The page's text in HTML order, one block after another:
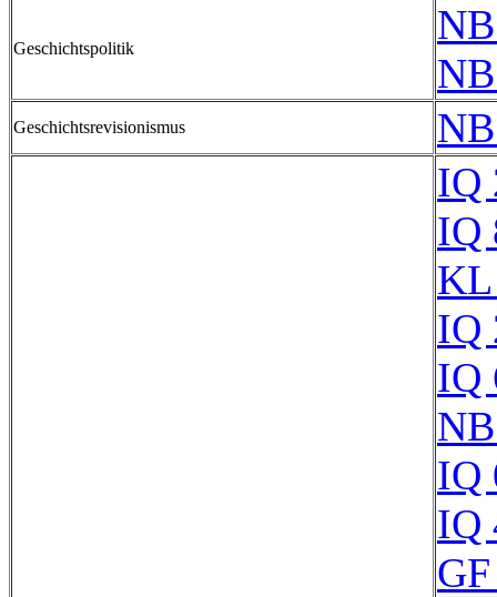
Geschichtspolitik
Geschichtsrevisionismus
IQ
IQ
KL
IQ
IQ
IQ
IQ